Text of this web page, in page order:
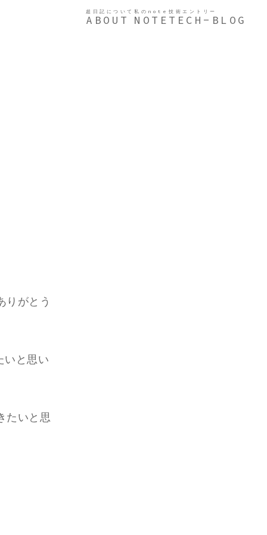
超日記について
ABOUT
私のnote
NOTE
技術エントリー
TECH-BLOG
りがとう
いと思い
たいと思